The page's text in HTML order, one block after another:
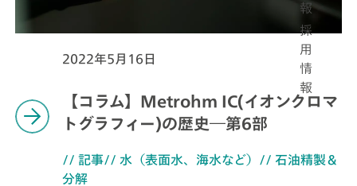
報
採
用
情
報
2022年5月16日
【コラム】Metrohm IC(イオンクロマ
トグラフィー)の歴史―第6部
// 記事// 水（表面水、海水など）
// 石油精製＆
分解